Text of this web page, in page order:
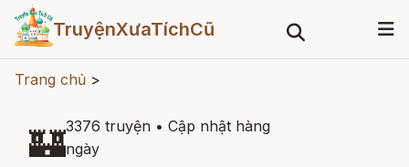
TruyệnXưaTíchCũ
Trang chủ >
🏰3376 truyện • Cập nhật hàng
ngày